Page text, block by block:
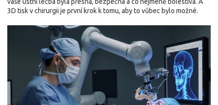
3D tisk v chirurgii je první krok k tomu, aby to vůbec bylo možné.